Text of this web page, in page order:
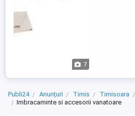
7
Publi24 Anunțuri Timis Timisoara
Imbracaminte si accesorii vanatoare